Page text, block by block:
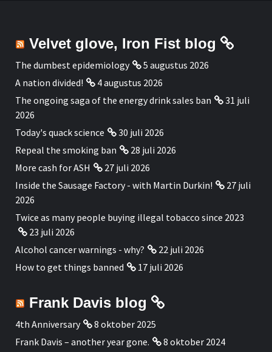
Velvet glove, Iron Fist blog
The dumbest epidemiology
5 augustus 2026
A nation divided!
4 augustus 2026
The ongoing saga of the energy drink sales ban
31 juli
2026
Today's quack science
30 juli 2026
Repeal the smoking ban
28 juli 2026
More cash for ASH
27 juli 2026
Inside the Sausage Factory - with Martin Durkin!
27 juli
2026
Twice as many people buying illegal tobacco since 2023
23 juli 2026
Alcohol cancer warnings - why?
22 juli 2026
How to get things banned
17 juli 2026
Frank Davis blog
4th Anniversary
8 oktober 2025
Frank Davis – another year gone.
8 oktober 2024